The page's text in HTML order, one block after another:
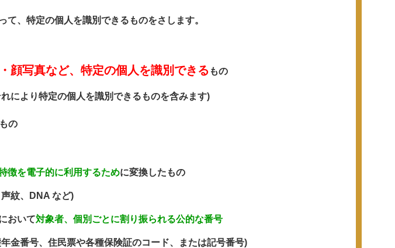
て、特定の個人を識別できるものをさします。
顔写真など、特定の個人を識別できる もの
により特定の個人を識別できるものを含みます)
の
徴を電子的に利用するために変換したもの
紋、DNA など)
おいて対象者、個別ごとに割り振られる公的な番号
金番号、住民票や各種保険証のコード、または記号番号)